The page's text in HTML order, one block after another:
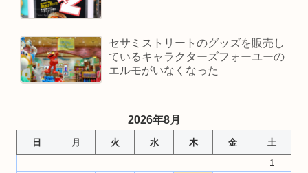
セサミストリートのグッズを販売し
ているキャラクターズフォーユーの
エルモがいなくなった
2026年8月
日 月 火 水 木 金
土
1